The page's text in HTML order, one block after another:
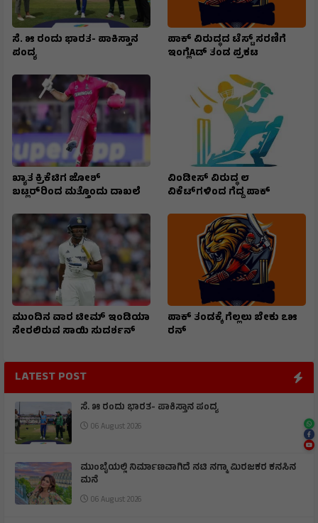
ಸೆ. ೫ ರಂದು ಭಾರತ- ಪಾಕಿಸ್ತಾನ
ಪಂದ್ಯ
ಪಾಕ್ ವಿರುದ್ಧದ ಟೆಸ್ಟ್ ಸರಣಿಗೆ
ಇಂಗ್ಲೆAಡ್ ತಂಡ ಪ್ರಕಟ
ಖ್ಯಾತ ಕ್ರಿಕೆಟಿಗ ಜೋಶ್
ಬಟ್ಲರ್‌ರಿಂದ ಮತ್ತೊಂದು ದಾಖಲೆ
ವಿಂಡೀಸ್ ವಿರುದ್ಧ ೮
ವಿಕೆಟ್‌ಗಳಿಂದ ಗೆದ್ದ ಪಾಕ್
ಮುಂದಿನ ವಾರ ಟೀಮ್ ಇಂಡಿಯಾ
ಸೇರಲಿರುವ ಸಾಯಿ ಸುದರ್ಶನ್
ಪಾಕ್ ತಂಡಕ್ಕೆ ಗೆಲ್ಲಲು ಬೇಕು ೭೫
ರನ್
LATEST POST
ಸೆ. ೫ ರಂದು ಭಾರತ- ಪಾಕಿಸ್ತಾನ ಪಂದ್ಯ
06 August 2026
ಮುಂಬೈಯಲ್ಲಿ ನಿರ್ಮಾಣವಾಗಿದೆ ನಟಿ ನಗ್ಮಾ ಮಿರಜಕರ ಕನಸಿನ
ಮನೆ
06 August 2026